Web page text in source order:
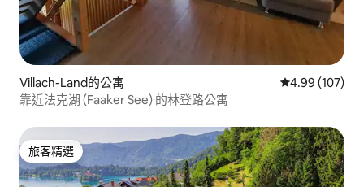
Villach-Land的公寓 從 107 則評價
4.99 (107)
靠近法克湖 (Faaker See) 的林登路公寓
旅客精選
旅客精選